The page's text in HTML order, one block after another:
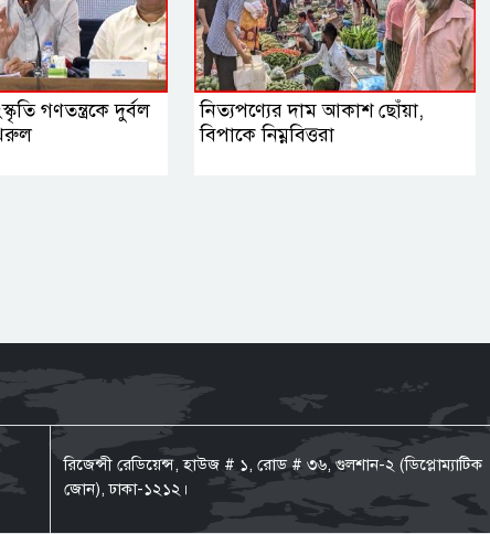
গণতন্ত্রকে দুর্বল
নিত্যপণ্যের দাম আকাশ ছোঁয়া,
বিপাকে নিম্নবিত্তরা
রিজেন্সী রেডিয়েন্স, হাউজ # ১, রোড # ৩৬, গুলশান-২ (ডিপ্লোম্যাটিক
জোন), ঢাকা-১২১২।